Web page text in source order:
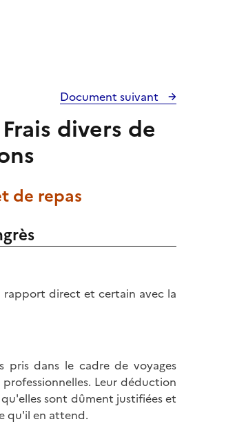
Document suivant
divers de
de repas
rapport direct et certain avec la
pris dans le cadre de voyages
Leur déduction
sont dûment justifiées et
qu'il en attend.